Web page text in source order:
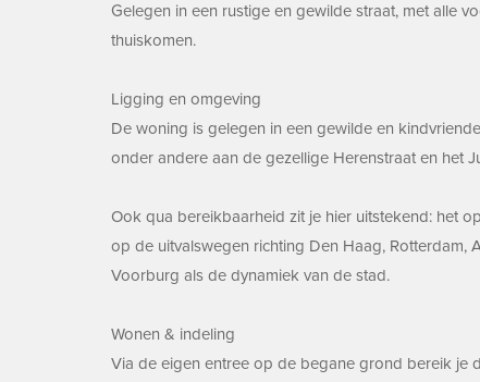
Gelegen in een rustige en gewilde straat, met alle
thuiskomen.
Ligging en omgeving
De woning is gelegen in een gewilde en
onder andere aan de gezellige Herenstraat en het
Ook qua bereikbaarheid zit je hier uitstekend: het
op de uitvalswegen richting Den Haag, Rotterdam,
Voorburg als de dynamiek van de stad.
Wonen & indeling
Via de eigen entree op de begane grond bereik je